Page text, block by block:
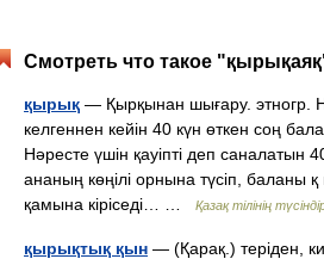
Смотреть что такое
қырық — Қырқынан шығару. этногр.
келгеннен кейін 40 күн өткен соң
Нәресте үшін қауіпті деп саналатын
ананың көңілі орнына түсіп, баланы
қамына кіріседі… …
Қазақ тілінің
қырықтық қын — (Қарақ.) теріден,